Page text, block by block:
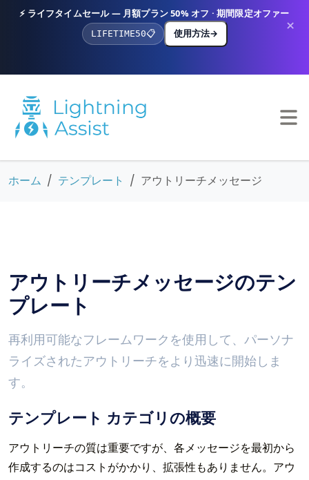
⚡ ライフタイムセール — 月額プラン 50% オフ · 期間限定オファー
LIFETIME50📋 使用方法→ ×
ホーム テンプレート アウトリーチメッセージ
アウトリーチメッセージのテン
プレート
再利用可能なフレームワークを使用して、パーソナ
ライズされたアウトリーチをより迅速に開始しま
す。
テンプレート カテゴリの概要
アウトリーチの質は重要ですが、各メッセージを最初から
作成するのはコストがかかり、拡張性もありません。アウ